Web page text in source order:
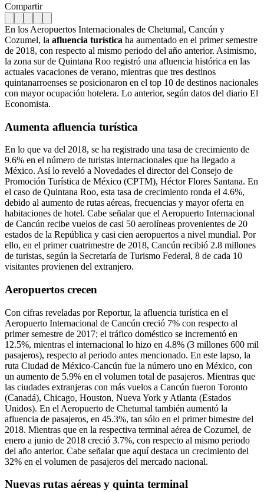
Compartir
En los Aeropuertos Internacionales de Chetumal, Cancún y
Cozumel, la afluencia turística ha aumentado en el primer semestre
de 2018, con respecto al mismo periodo del año anterior. Asimismo,
la zona sur de Quintana Roo registró una afluencia histórica en las
actuales vacaciones de verano, mientras que tres destinos
quintanarroenses se posicionaron en el top 10 de destinos nacionales
con mayor ocupación hotelera. Lo anterior, según datos del diario El
Economista.
Aumenta afluencia turística
En lo que va del 2018, se ha registrado una tasa de crecimiento de
9.6% en el número de turistas internacionales que ha llegado a
México. Así lo reveló a Novedades el director del Consejo de
Promoción Turística de México (CPTM), Héctor Flores Santana. En
el caso de Quintana Roo, esta tasa de crecimiento ronda el 4.6%,
debido al aumento de rutas aéreas, frecuencias y mayor oferta en
habitaciones de hotel. Cabe señalar que el Aeropuerto Internacional
de Cancún recibe vuelos de casi 50 aerolíneas provenientes de 20
estados de la República y casi cien aeropuertos a nivel mundial. Por
ello, en el primer cuatrimestre de 2018, Cancún recibió 2.8 millones
de turistas, según la Secretaría de Turismo Federal, 8 de cada 10
visitantes provienen del extranjero.
Aeropuertos crecen
Con cifras reveladas por Reportur, la afluencia turística en el
Aeropuerto Internacional de Cancún creció 7% con respecto al
primer semestre de 2017; el tráfico doméstico se incrementó en
12.5%, mientras el internacional lo hizo en 4.8% (3 millones 600 mil
pasajeros), respecto al periodo antes mencionado. En este lapso, la
ruta Ciudad de México-Cancún fue la número uno en México, con
un aumento de 5.9% en el volumen total de pasajeros. Mientras que
las ciudades extranjeras con más vuelos a Cancún fueron Toronto
(Canadá), Chicago, Houston, Nueva York y Atlanta (Estados
Unidos). En el Aeropuerto de Chetumal también aumentó la
afluencia de pasajeros, en 45.3%, tan sólo en el primer bimestre del
2018. Mientras que en la respectiva terminal aérea de Cozumel, de
enero a junio de 2018 creció 3.7%, con respecto al mismo periodo
del año anterior. Cabe señalar que aquí destaca un crecimiento del
32% en el volumen de pasajeros del mercado nacional.
Nuevas rutas aéreas y quinta terminal